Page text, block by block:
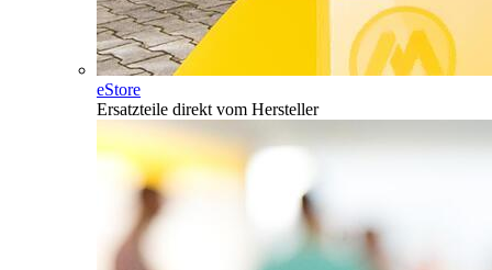
eStore
Ersatzteile direkt vom Hersteller